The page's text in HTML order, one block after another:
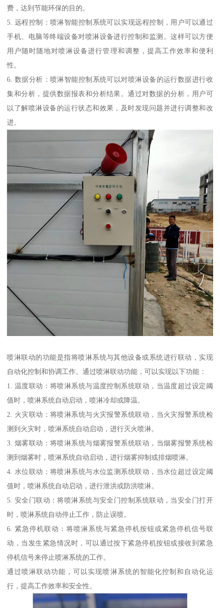
费，达到节能环保的目的。
5. 远程控制：喷淋智能控制系统可以实现远程控制，用户可以通过
手机、电脑等终端设备对喷淋设备进行控制和监测。这样可以方便
用户随时随地对喷淋设备进行管理和调整，提高工作效率和便利
性。
6. 数据分析：喷淋智能控制系统可以对喷淋设备的运行数据进行收
集和分析，提供数据报表和分析结果。通过对数据的分析，用户可
以了解喷淋设备的运行状态和效果，及时发现问题并进行调整和改
进。
喷淋联动的功能是指将喷淋系统与其他设备或系统进行联动，实现
自动化控制和协调工作。通过喷淋联动功能，可以实现以下功能：
1. 温度联动：将喷淋系统与温度控制系统联动，当温度超过设定阈
值时，喷淋系统自动启动，喷淋冷却或降温。
2. 火灾联动：将喷淋系统与火灾报警系统联动，当火灾报警系统检
测到火灾时，喷淋系统自动启动，进行灭火喷淋。
3. 烟雾联动：将喷淋系统与烟雾报警系统联动，当烟雾报警系统检
测到烟雾时，喷淋系统自动启动，进行烟雾抑制或排烟喷淋。
4. 水位联动：将喷淋系统与水位监测系统联动，当水位超过设定阈
值时，喷淋系统自动启动，进行泄洪或防洪喷淋。
5. 安全门联动：将喷淋系统与安全门控制系统联动，当安全门打开
时，喷淋系统自动停止工作，防止误喷。
6. 紧急停机联动：将喷淋系统与紧急停机按钮或紧急停机信号联
动，当发生紧急情况时，可以通过按下紧急停机按钮或接收到紧急
停机信号来停止喷淋系统的工作。
通过喷淋联动功能，可以实现喷淋系统的智能化控制和自动化运
行，提高工作效率和安全性。